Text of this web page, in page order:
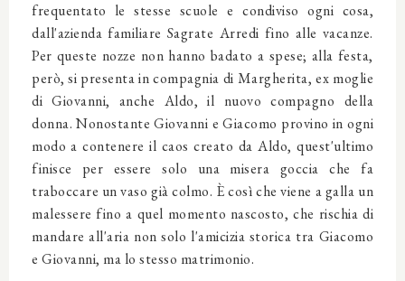
frequentato le stesse scuole e condiviso ogni cosa,
dall'azienda familiare Sagrate Arredi fino alle vacanze.
Per queste nozze non hanno badato a spese; alla festa,
però, si presenta in compagnia di Margherita, ex moglie
di Giovanni, anche Aldo, il nuovo compagno della
donna. Nonostante Giovanni e Giacomo provino in ogni
modo a contenere il caos creato da Aldo, quest'ultimo
finisce per essere solo una misera goccia che fa
traboccare un vaso già colmo. È così che viene a galla un
malessere fino a quel momento nascosto, che rischia di
mandare all'aria non solo l'amicizia storica tra Giacomo
e Giovanni, ma lo stesso matrimonio.